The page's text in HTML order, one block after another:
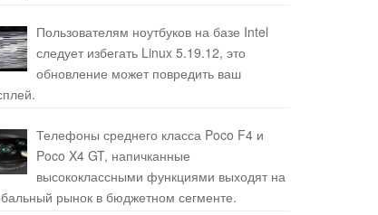
Пользователям ноутбуков на базе Intel
следует избегать Linux 5.19.12, это
обновление может повредить ваш
Телефоны среднего класса Poco F4 и
Poco X4 GT, напичканные
высококлассными функциями выходят на
рынок в бюджетном сегменте.